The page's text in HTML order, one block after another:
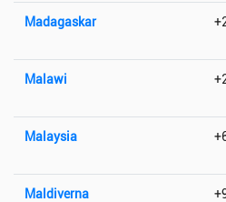
Madagaskar
Malawi
Malaysia
Maldiverna